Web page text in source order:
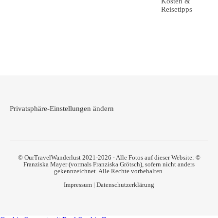
Reisetipps
Privatsphäre-Einstellungen ändern
© OurTravelWanderlust 2021-2026 · Alle Fotos auf dieser Website: ©
Franziska Mayer (vormals Franziska Grötsch), sofern nicht anders
gekennzeichnet. Alle Rechte vorbehalten.
Impressum | Datenschutzerklärung